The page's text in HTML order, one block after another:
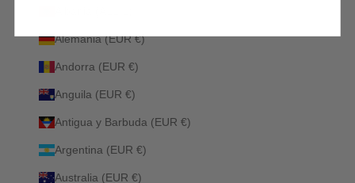
Alemania (EUR €)
Andorra (EUR €)
Anguila (EUR €)
Antigua y Barbuda (EUR €)
Argentina (EUR €)
Australia (EUR €)